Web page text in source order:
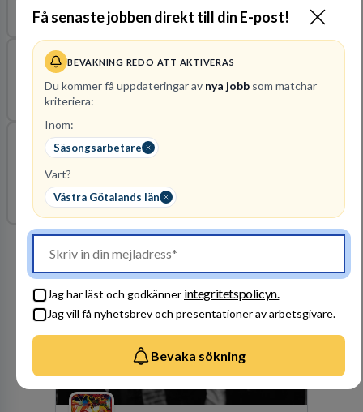
Få senaste jobben direkt till din E-post!
BEVAKNING REDO ATT AKTIVERAS
Du kommer få uppdateringar av nya jobb som matchar
kriteriera:
Inom:
Säsongsarbetare
Vart?
Västra Götalands län
Jag har läst och godkänner integritetspolicyn.
Jag vill få nyhetsbrev och presentationer av arbetsgivare.
Bevaka sökning
Rasta Sverige AB Västra Götalands län 2026-08-15
Sommarjobb Kylen Klädesholmen ⭐️
FRAM Bemanning AB Västra Götalands län 2026-08-22
Sommarjobb på camping hos First Camp Skara
Sommarland - flera roller
First Camp Sverige AB Västra Götalands län
Arbetsgivare i fokus